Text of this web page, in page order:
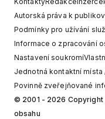
Autorská práva k
Podmínky pro užívání
Informace o zpracování
Nastavení soukromí
Jednotná kontaktní
Povinně zveřejňované
© 2001 - 2026 Copyright
obsahu